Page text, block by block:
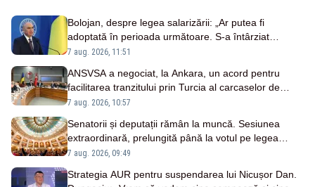
Bolojan, despre legea salarizării: „Ar putea fi
adoptată în perioada următoare. S-a întârziat
depunerea din cauza unor discursuri iresponsabile în
7 aug. 2026, 11:51
ANSVSA a negociat, la Ankara, un acord pentru
facilitarea tranzitului prin Turcia al carcaselor de
ovine și bovine
7 aug. 2026, 10:57
Senatorii și deputații rămân la muncă. Sesiunea
extraordinară, prelungită până la votul pe legea
salarizării
7 aug. 2026, 09:49
Strategia AUR pentru suspendarea lui Nicușor Dan.